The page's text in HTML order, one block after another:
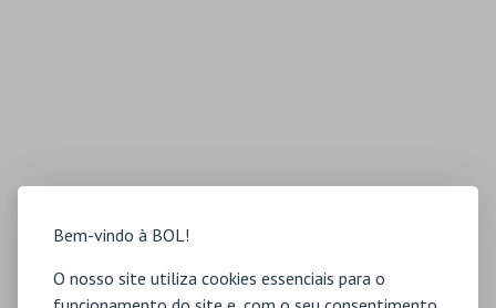
Bem-vindo à BOL!
O nosso site utiliza cookies essenciais para o